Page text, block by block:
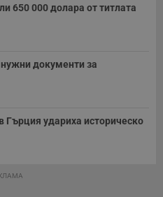
650 000 долара от титлата
документи за
Гърция удариха историческо